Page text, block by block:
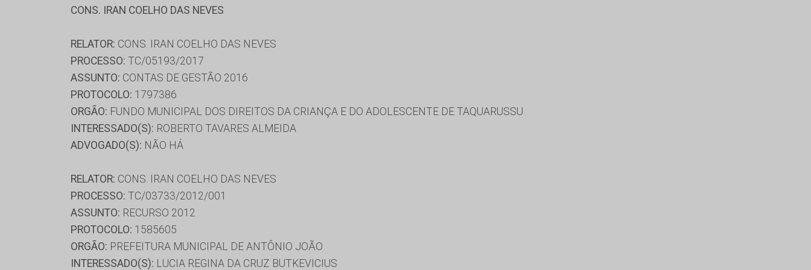
CONS. IRAN COELHO DAS NEVES
RELATOR: CONS. IRAN COELHO DAS NEVES
PROCESSO: TC/05193/2017
ASSUNTO: CONTAS DE GESTÃO 2016
PROTOCOLO: 1797386
ORGÃO: FUNDO MUNICIPAL DOS DIREITOS DA CRIANÇA E DO ADOLESCENTE DE TAQUARUSSU
INTERESSADO(S): ROBERTO TAVARES ALMEIDA
ADVOGADO(S): NÃO HÁ
RELATOR: CONS. IRAN COELHO DAS NEVES
PROCESSO: TC/03733/2012/001
ASSUNTO: RECURSO 2012
PROTOCOLO: 1585605
ORGÃO: PREFEITURA MUNICIPAL DE ANTÔNIO JOÃO
INTERESSADO(S): LUCIA REGINA DA CRUZ BUTKEVICIUS